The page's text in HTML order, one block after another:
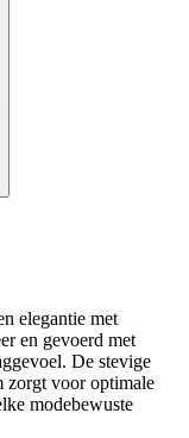
elegantie met
en gevoerd met
De stevige
zorgt voor optimale
modebewuste